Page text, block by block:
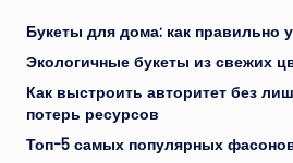
Букеты для дома: как правильно
Экологичные букеты из свежих
Как выстроить авторитет без
потерь ресурсов
Топ-5 самых популярных